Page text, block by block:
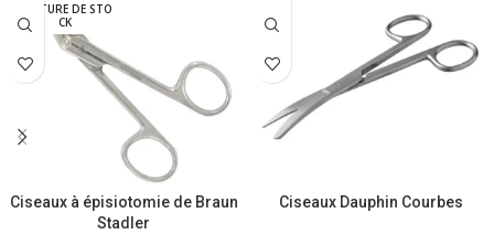
RUPTURE DE STO
CK
Ciseaux à épisiotomie de Braun
Stadler
Ciseaux Dauphin Courbes